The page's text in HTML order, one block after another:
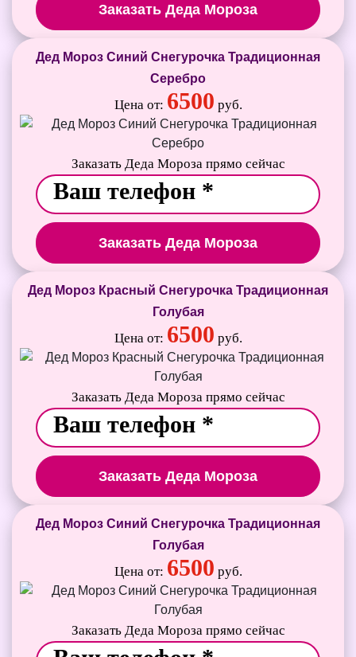
Заказать Деда Мороза
Дед Мороз Синий Снегурочка Традиционная
Серебро
Цена от: 6500 руб.
Заказать Деда Мороза прямо сейчас
Заказать Деда Мороза
Дед Мороз Красный Снегурочка Традиционная
Голубая
Цена от: 6500 руб.
Заказать Деда Мороза прямо сейчас
Заказать Деда Мороза
Дед Мороз Синий Снегурочка Традиционная
Голубая
Цена от: 6500 руб.
Заказать Деда Мороза прямо сейчас